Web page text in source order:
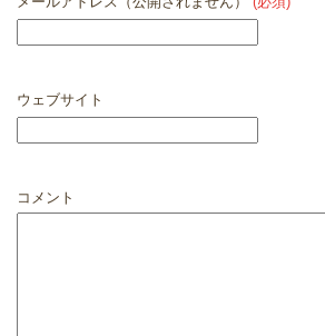
ウェブサイト
コメント